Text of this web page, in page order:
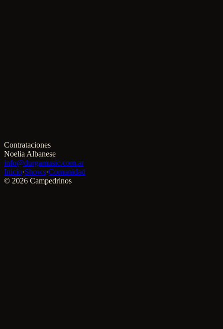
Contrataciones
Noelia Albanese
info@durgamusic.com.ar
Inicio·Shows·Comunidad
© 2026 Campedrinos